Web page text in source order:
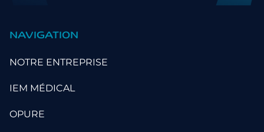
NAVIGATION
NOTRE ENTREPRISE
IEM MÉDICAL
OPURE